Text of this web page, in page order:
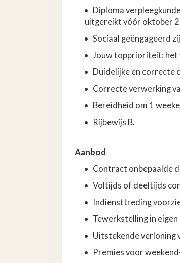
Diploma
uitgereikt vóór oktober
Sociaal geëngageerd
Jouw topprioriteit: het
Duidelijke en correcte
Correcte verwerking
Bereidheid om 1
Rijbewijs B.
Aanbod
Contract onbepaalde
Voltijds of deeltijds
Indiensttreding
Tewerkstelling in
Uitstekende verloning
Premies voor